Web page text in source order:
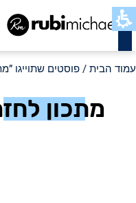
כשר
עמוד הבית / פוסטים שתוייגו
מתכון